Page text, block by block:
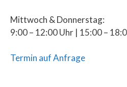
Mittwoch & Donnerstag:
9:00 – 12:00 Uhr | 15:00 –
Termin auf Anfrage